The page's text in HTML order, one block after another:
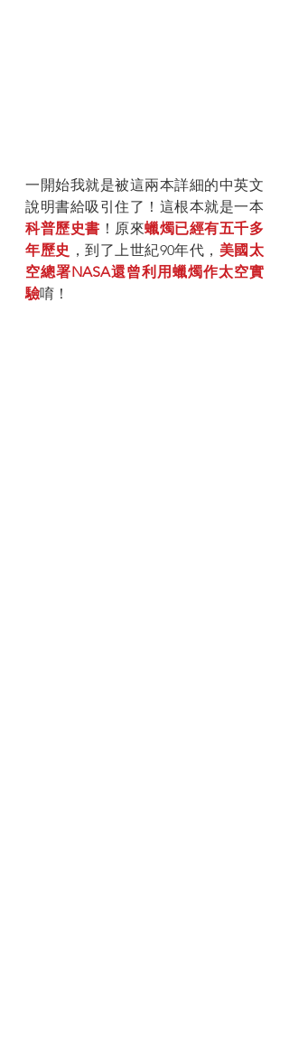
一開始我就是被這兩本詳細的中英文
說明書給吸引住了！這根本就是一本
科普歷史書 ！原來蠟燭已經有五千多
年歷史 ，到了上世紀90年代， 美國太
空總署NASA還曾利用蠟燭作太空實
驗唷！